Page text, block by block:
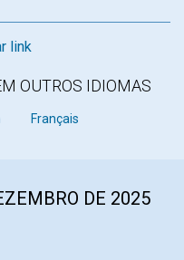
link
OUTROS IDIOMAS
Français
DE 2025